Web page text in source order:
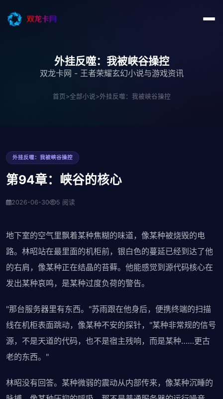
外挂反噬：我被峡谷操控
双龙卡网 - 王者荣耀玄幻小说与游戏资讯
首页>全部小说>外挂反噬：我被峡谷操控
外挂反噬：我被峡谷操控
第94章：峡谷的核心
2026-06-30 5 阅读
地下室的空气里飘着某种焦糊的味道，像某种被烧毁的电
路。林昭站在最里面的机柜前，银白色的蔓延已经到达了他
的右肩，像某种正在结晶的苔藓。他能感觉到源代码核心在
发出某种哀鸣，是某种过度负荷的警告。
"那台服务器里有东西。"苏雨跟在他身后，便携终端的扫描
线在机柜表面跳动，像某种不安的探针，"某种非常规的信号
源，不是天道的代码，也不是宿主残响，而是某种……更古
老的东西。"
林昭没有回答。某种微弱的震动从内部传来，像某种沉睡的